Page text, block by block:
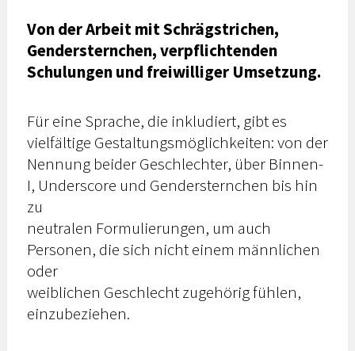
Von der Arbeit mit Schrägstrichen,
Gendersternchen, verpflichtenden
Schulungen und freiwilliger Umsetzung.
Für eine Sprache, die inkludiert, gibt es
vielfältige Gestaltungsmöglichkeiten: von der
Nennung beider Geschlechter, über Binnen-
I, Underscore und Gendersternchen bis hin
zu
neutralen Formulierungen, um auch
Personen, die sich nicht einem männlichen
oder
weiblichen Geschlecht zugehörig fühlen,
einzubeziehen.